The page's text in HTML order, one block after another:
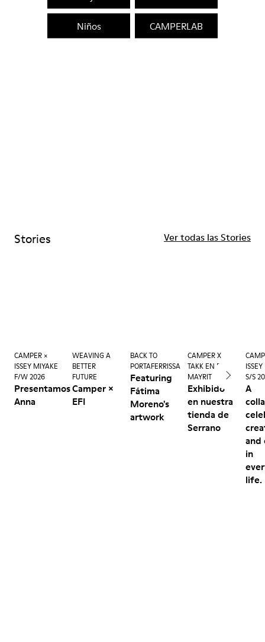
Niños CAMPERLAB
Stories Ver todas las Stories
CAMPER ×
ISSEY MIYAKE
F/W 2026
Presentamos
Anna
WEAVING A
BETTER
FUTURE
Camper ×
EFI
BACK TO
PORTAFERRISSA
Featuring
Fátima
Moreno's
artwork
CAMPER X
TAKK EN EL
MAYRIT 2026
Exhibido
en nuestra
tienda de
Serrano
S/S
A
and
in
life.